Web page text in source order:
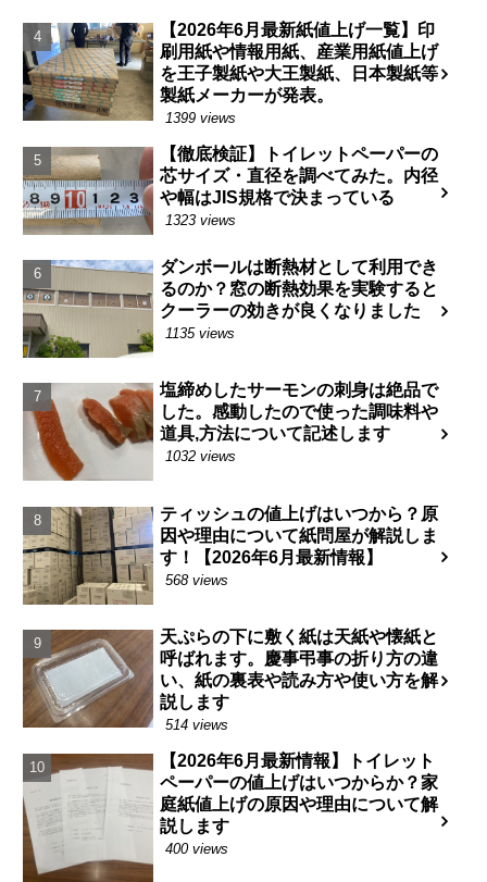
【2026年6月最新紙値上げ一覧】印
刷用紙や情報用紙、産業用紙値上げ
を王子製紙や大王製紙、日本製紙等
製紙メーカーが発表。
1399 views
【徹底検証】トイレットペーパーの
芯サイズ・直径を調べてみた。内径
や幅はJIS規格で決まっている
1323 views
ダンボールは断熱材として利用でき
るのか？窓の断熱効果を実験すると
クーラーの効きが良くなりました
1135 views
塩締めしたサーモンの刺身は絶品で
した。感動したので使った調味料や
道具,方法について記述します
1032 views
ティッシュの値上げはいつから？原
因や理由について紙問屋が解説しま
す！【2026年6月最新情報】
568 views
天ぷらの下に敷く紙は天紙や懐紙と
呼ばれます。慶事弔事の折り方の違
い、紙の裏表や読み方や使い方を解
説します
514 views
【2026年6月最新情報】トイレット
ペーパーの値上げはいつからか？家
庭紙値上げの原因や理由について解
説します
400 views